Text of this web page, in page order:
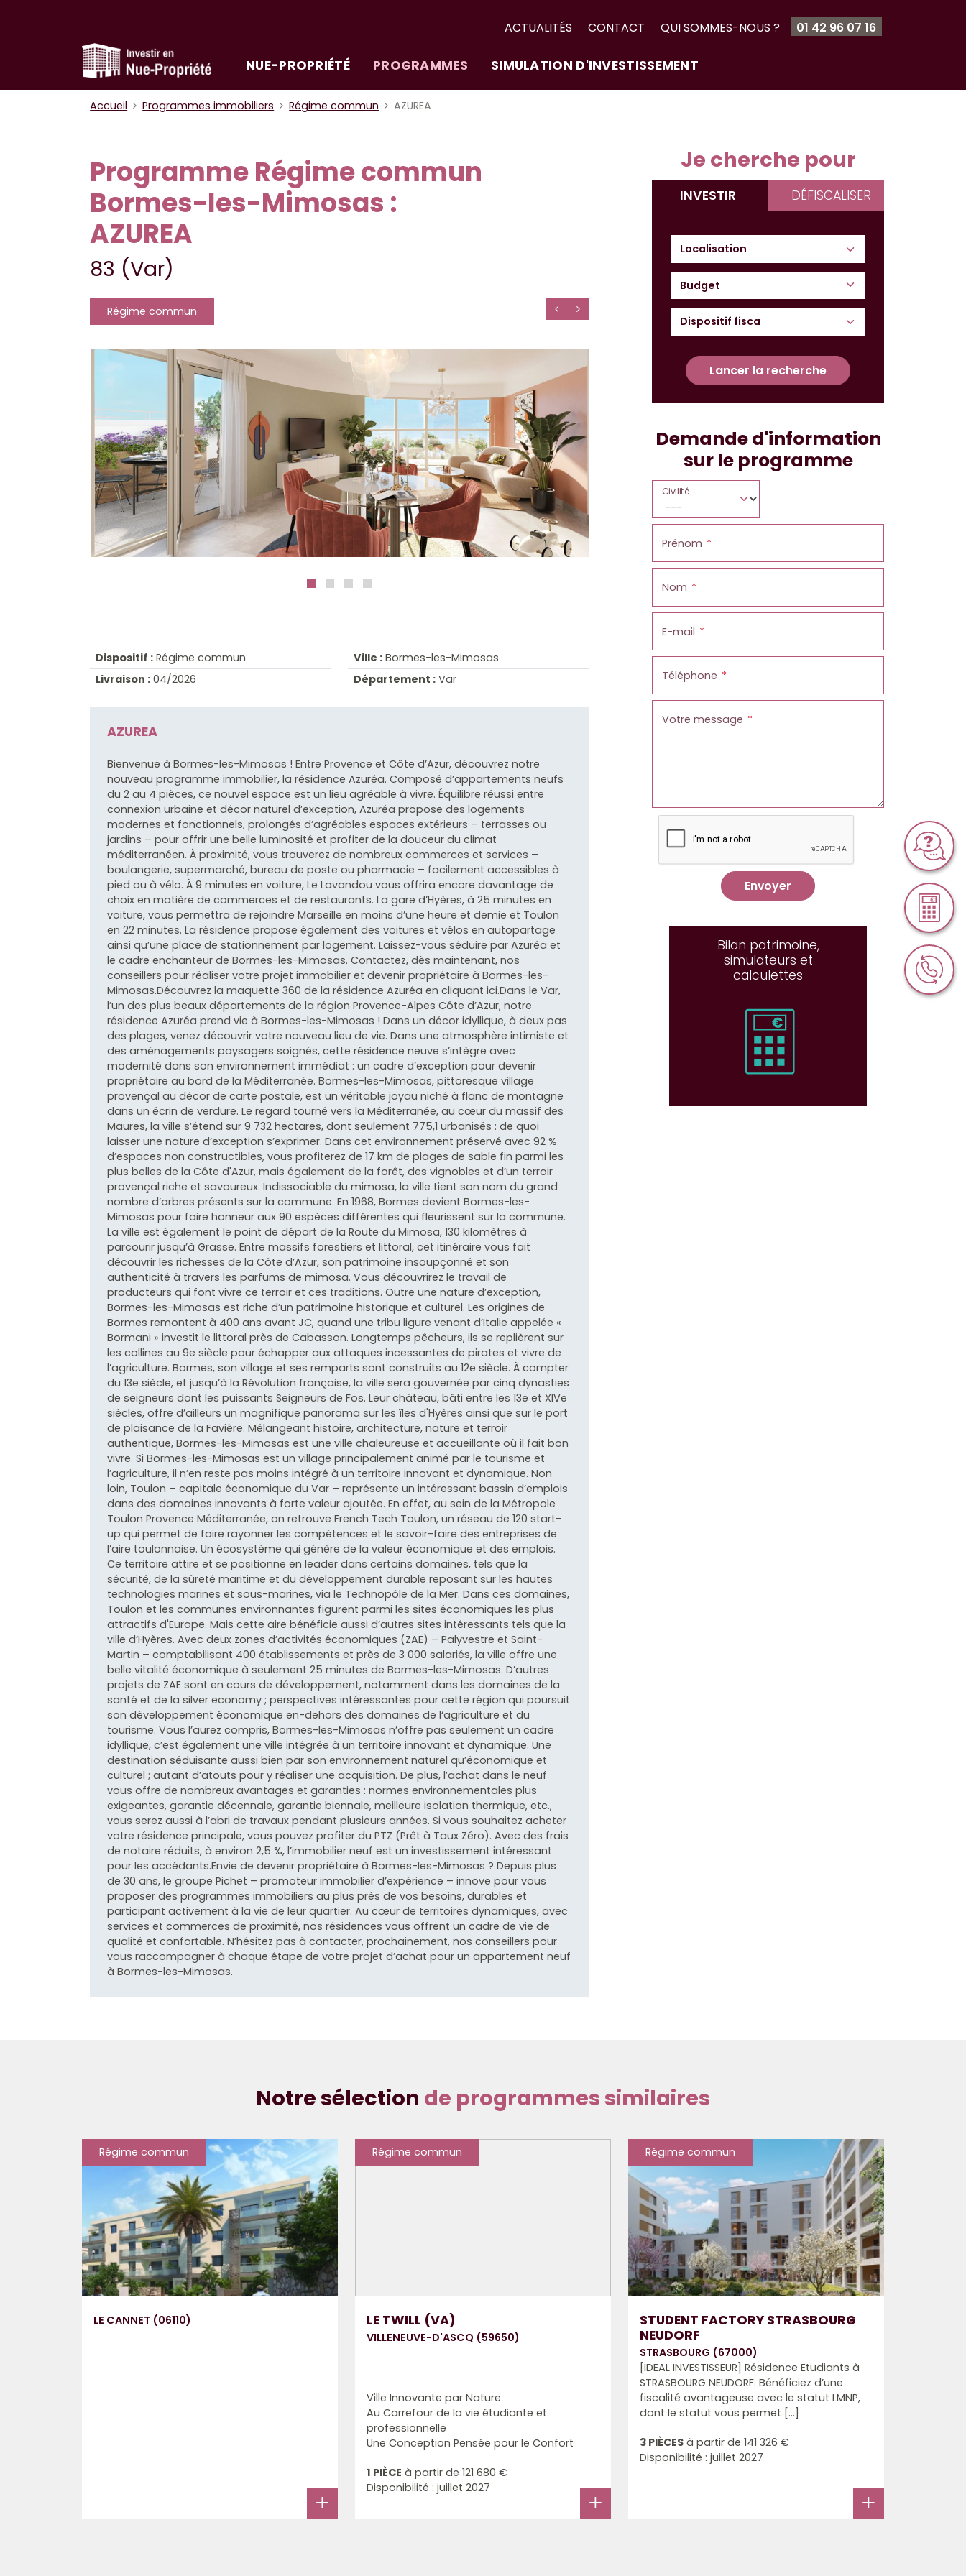
ACTUALITÉS CONTACT QUI SOMMES-NOUS ? 01 42 96 07 16
NUE-PROPRIÉTÉ PROGRAMMES SIMULATION D'INVESTISSEMENT
Accueil Programmes immobiliers Régime commun AZUREA
Programme Régime commun
Bormes-les-Mimosas :
AZUREA
83 (Var)
Régime commun
Dispositif : Régime commun
Livraison : 04/2026
Ville : Bormes-les-Mimosas
Département : Var
AZUREA
Bienvenue à Bormes-les-Mimosas ! Entre Provence et Côte d’Azur, découvrez notre
nouveau programme immobilier, la résidence Azuréa. Composé d’appartements neufs
du 2 au 4 pièces, ce nouvel espace est un lieu agréable à vivre. Équilibre réussi entre
connexion urbaine et décor naturel d’exception, Azuréa propose des logements
modernes et fonctionnels, prolongés d’agréables espaces extérieurs – terrasses ou
jardins – pour offrir une belle luminosité et profiter de la douceur du climat
méditerranéen. À proximité, vous trouverez de nombreux commerces et services –
boulangerie, supermarché, bureau de poste ou pharmacie – facilement accessibles à
pied ou à vélo. À 9 minutes en voiture, Le Lavandou vous offrira encore davantage de
choix en matière de commerces et de restaurants. La gare d’Hyères, à 25 minutes en
voiture, vous permettra de rejoindre Marseille en moins d’une heure et demie et Toulon
en 22 minutes. La résidence propose également des voitures et vélos en autopartage
ainsi qu’une place de stationnement par logement. Laissez-vous séduire par Azuréa et
le cadre enchanteur de Bormes-les-Mimosas. Contactez, dès maintenant, nos
conseillers pour réaliser votre projet immobilier et devenir propriétaire à Bormes-les-
Mimosas.Découvrez la maquette 360 de la résidence Azuréa en cliquant ici.Dans le Var,
l’un des plus beaux départements de la région Provence-Alpes Côte d’Azur, notre
résidence Azuréa prend vie à Bormes-les-Mimosas ! Dans un décor idyllique, à deux pas
des plages, venez découvrir votre nouveau lieu de vie. Dans une atmosphère intimiste et
des aménagements paysagers soignés, cette résidence neuve s’intègre avec
modernité dans son environnement immédiat : un cadre d’exception pour devenir
propriétaire au bord de la Méditerranée. Bormes-les-Mimosas, pittoresque village
provençal au décor de carte postale, est un véritable joyau niché à flanc de montagne
dans un écrin de verdure. Le regard tourné vers la Méditerranée, au cœur du massif des
Maures, la ville s’étend sur 9 732 hectares, dont seulement 775,1 urbanisés : de quoi
laisser une nature d’exception s’exprimer. Dans cet environnement préservé avec 92 %
d’espaces non constructibles, vous profiterez de 17 km de plages de sable fin parmi les
plus belles de la Côte d'Azur, mais également de la forêt, des vignobles et d’un terroir
provençal riche et savoureux. Indissociable du mimosa, la ville tient son nom du grand
nombre d’arbres présents sur la commune. En 1968, Bormes devient Bormes-les-
Mimosas pour faire honneur aux 90 espèces différentes qui fleurissent sur la commune.
La ville est également le point de départ de la Route du Mimosa, 130 kilomètres à
parcourir jusqu’à Grasse. Entre massifs forestiers et littoral, cet itinéraire vous fait
découvrir les richesses de la Côte d’Azur, son patrimoine insoupçonné et son
authenticité à travers les parfums de mimosa. Vous découvrirez le travail de
producteurs qui font vivre ce terroir et ces traditions. Outre une nature d’exception,
Bormes-les-Mimosas est riche d’un patrimoine historique et culturel. Les origines de
Bormes remontent à 400 ans avant JC, quand une tribu ligure venant d’Italie appelée «
Bormani » investit le littoral près de Cabasson. Longtemps pêcheurs, ils se replièrent sur
les collines au 9e siècle pour échapper aux attaques incessantes de pirates et vivre de
l’agriculture. Bormes, son village et ses remparts sont construits au 12e siècle. À compter
du 13e siècle, et jusqu’à la Révolution française, la ville sera gouvernée par cinq dynasties
de seigneurs dont les puissants Seigneurs de Fos. Leur château, bâti entre les 13e et XIVe
siècles, offre d’ailleurs un magnifique panorama sur les îles d'Hyères ainsi que sur le port
de plaisance de la Favière. Mélangeant histoire, architecture, nature et terroir
authentique, Bormes-les-Mimosas est une ville chaleureuse et accueillante où il fait bon
vivre. Si Bormes-les-Mimosas est un village principalement animé par le tourisme et
l’agriculture, il n’en reste pas moins intégré à un territoire innovant et dynamique. Non
loin, Toulon – capitale économique du Var – représente un intéressant bassin d’emplois
dans des domaines innovants à forte valeur ajoutée. En effet, au sein de la Métropole
Toulon Provence Méditerranée, on retrouve French Tech Toulon, un réseau de 120 start-
up qui permet de faire rayonner les compétences et le savoir-faire des entreprises de
l’aire toulonnaise. Un écosystème qui génère de la valeur économique et des emplois.
Ce territoire attire et se positionne en leader dans certains domaines, tels que la
sécurité, de la sûreté maritime et du développement durable reposant sur les hautes
technologies marines et sous-marines, via le Technopôle de la Mer. Dans ces domaines,
Toulon et les communes environnantes figurent parmi les sites économiques les plus
attractifs d'Europe. Mais cette aire bénéficie aussi d’autres sites intéressants tels que la
ville d’Hyères. Avec deux zones d’activités économiques (ZAE) – Palyvestre et Saint-
Martin – comptabilisant 400 établissements et près de 3 000 salariés, la ville offre une
belle vitalité économique à seulement 25 minutes de Bormes-les-Mimosas. D’autres
projets de ZAE sont en cours de développement, notamment dans les domaines de la
santé et de la silver economy ; perspectives intéressantes pour cette région qui poursuit
son développement économique en-dehors des domaines de l‘agriculture et du
tourisme. Vous l’aurez compris, Bormes-les-Mimosas n’offre pas seulement un cadre
idyllique, c’est également une ville intégrée à un territoire innovant et dynamique. Une
destination séduisante aussi bien par son environnement naturel qu’économique et
culturel ; autant d’atouts pour y réaliser une acquisition. De plus, l’achat dans le neuf
vous offre de nombreux avantages et garanties : normes environnementales plus
exigeantes, garantie décennale, garantie biennale, meilleure isolation thermique, etc.,
vous serez aussi à l’abri de travaux pendant plusieurs années. Si vous souhaitez acheter
votre résidence principale, vous pouvez profiter du PTZ (Prêt à Taux Zéro). Avec des frais
de notaire réduits, à environ 2,5 %, l’immobilier neuf est un investissement intéressant
pour les accédants.Envie de devenir propriétaire à Bormes-les-Mimosas ? Depuis plus
de 30 ans, le groupe Pichet – promoteur immobilier d’expérience – innove pour vous
proposer des programmes immobiliers au plus près de vos besoins, durables et
participant activement à la vie de leur quartier. Au cœur de territoires dynamiques, avec
services et commerces de proximité, nos résidences vous offrent un cadre de vie de
qualité et confortable. N’hésitez pas à contacter, prochainement, nos conseillers pour
vous raccompagner à chaque étape de votre projet d’achat pour un appartement neuf
à Bormes-les-Mimosas.
Je cherche pour
INVESTIR DÉFISCALISER
Budget
Lancer la recherche
Demande d'information
sur le programme
Civilité
Prénom
Nom
E-mail
Téléphone
Votre message
Envoyer
Bilan patrimoine,
simulateurs et
calculettes
Notre sélection de programmes similaires
Régime commun
LE CANNET (06110)
Régime commun
LE TWILL (VA)
VILLENEUVE-D'ASCQ (59650)
Ville Innovante par Nature
Au Carrefour de la vie étudiante et
professionnelle
Une Conception Pensée pour le Confort
1 PIÈCE à partir de 121 680 €
Disponibilité : juillet 2027
Régime commun
STUDENT FACTORY STRASBOURG
NEUDORF
STRASBOURG (67000)
[IDEAL INVESTISSEUR] Résidence Etudiants à
STRASBOURG NEUDORF. Bénéficiez d’une
fiscalité avantageuse avec le statut LMNP,
dont le statut vous permet [...]
3 PIÈCES à partir de 141 326 €
Disponibilité : juillet 2027